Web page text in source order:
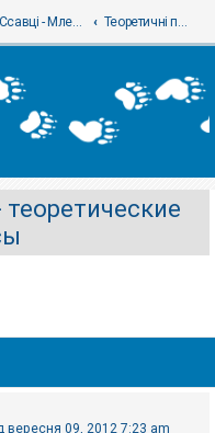
Ссавці - Млекопитающие Теоретичні питання - теоретические вопросы
теоретические
вересня 09, 2012 7:23 am